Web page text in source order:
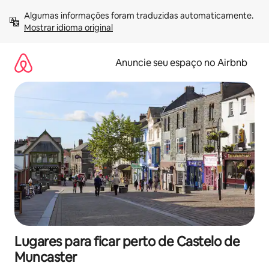
para
Mostrar idioma original
Anuncie seu espaço no Airbnb
Lugares para ficar perto de Castelo de
Muncaster